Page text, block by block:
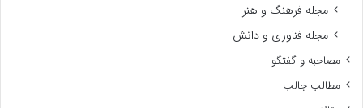
مجله فرهنگ و هنر
مجله فناوری و دانش
مصاحبه و گفتگو
مطالب جالب